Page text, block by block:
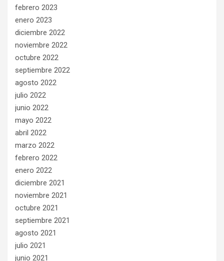
febrero 2023
enero 2023
diciembre 2022
noviembre 2022
octubre 2022
septiembre 2022
agosto 2022
julio 2022
junio 2022
mayo 2022
abril 2022
marzo 2022
febrero 2022
enero 2022
diciembre 2021
noviembre 2021
octubre 2021
septiembre 2021
agosto 2021
julio 2021
junio 2021